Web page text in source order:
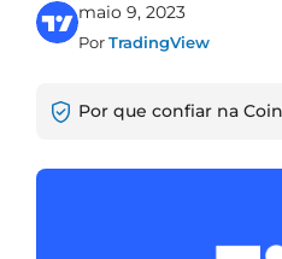
maio 9, 2023
PorTradingView
Por que confiar na